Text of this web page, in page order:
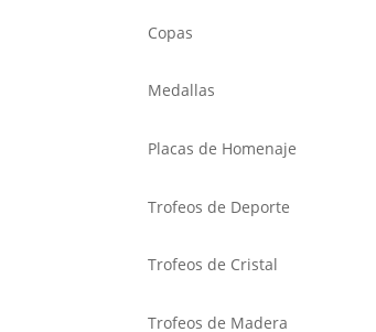
Copas
Medallas
Placas de Homenaje
Trofeos de Deporte
Trofeos de Cristal
Trofeos de Madera